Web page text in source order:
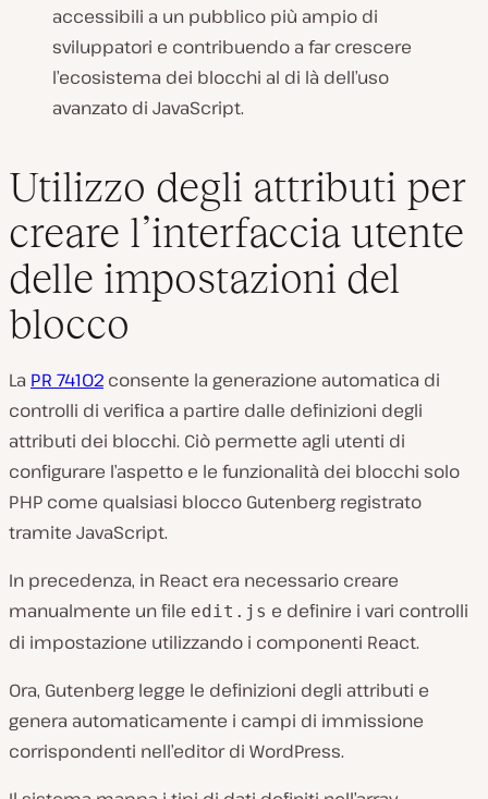
accessibili a un pubblico più ampio di
sviluppatori e contribuendo a far crescere
l’ecosistema dei blocchi al di là dell’uso
avanzato di JavaScript.
Utilizzo degli attributi per
creare l’interfaccia utente
delle impostazioni del
blocco
La PR 74102 consente la generazione automatica di
controlli di verifica a partire dalle definizioni degli
attributi dei blocchi. Ciò permette agli utenti di
configurare l’aspetto e le funzionalità dei blocchi solo
PHP come qualsiasi blocco Gutenberg registrato
tramite JavaScript.
In precedenza, in React era necessario creare
manualmente un file edit.js e definire i vari controlli
di impostazione utilizzando i componenti React.
Ora, Gutenberg legge le definizioni degli attributi e
genera automaticamente i campi di immissione
corrispondenti nell’editor di WordPress.